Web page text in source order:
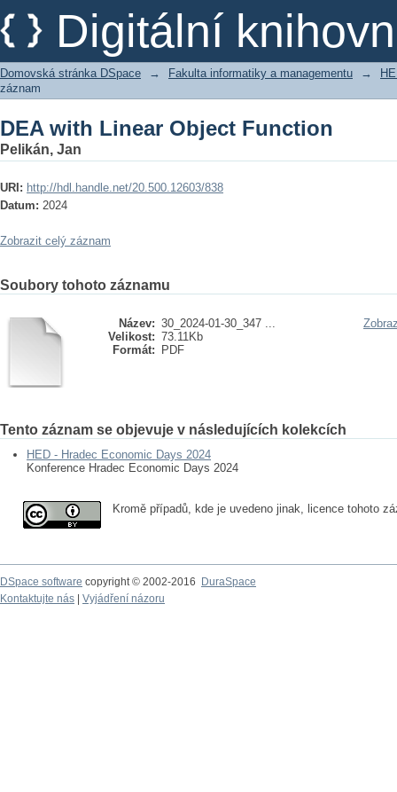
Digitální
DEA with Linear Object Function
Domovská stránka DSpace → Fakulta informatiky a managementu →
záznam
DEA with Linear Object Function
Pelikán, Jan
URI: http://hdl.handle.net/20.500.12603/838
Datum: 2024
Zobrazit celý záznam
Soubory tohoto záznamu
Název: 30_2024-01-30_347 ...
Velikost: 73.11Kb
Formát:
PDF
Tento záznam se objevuje v následujících kolekcích
HED - Hradec Economic Days 2024
Konference Hradec Economic Days 2024
Kromě případů, kde je uvedeno jinak, licence tohoto
DSpace software copyright © 2002-2016
DuraSpace
Kontaktujte nás
Vyjádření názoru